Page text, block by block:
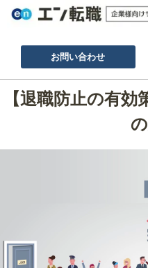
お問い合わせ
サー
採
お
【退職防止の有